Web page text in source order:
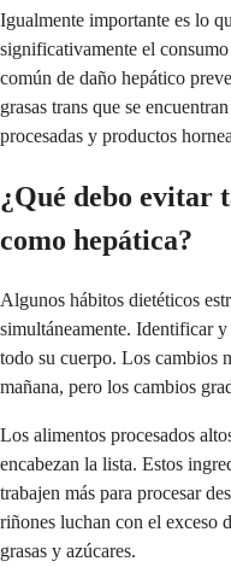
Igualmente importante es lo
significativamente el
común de daño hepático
grasas trans que se
procesadas y productos
¿Qué debo evitar
como hepática?
Algunos hábitos dietéticos
simultáneamente. Identificar
todo su cuerpo. Los cambios
mañana, pero los cambios
Los alimentos procesados
encabezan la lista. Estos
trabajen más para procesar
riñones luchan con el exceso
grasas y azúcares.